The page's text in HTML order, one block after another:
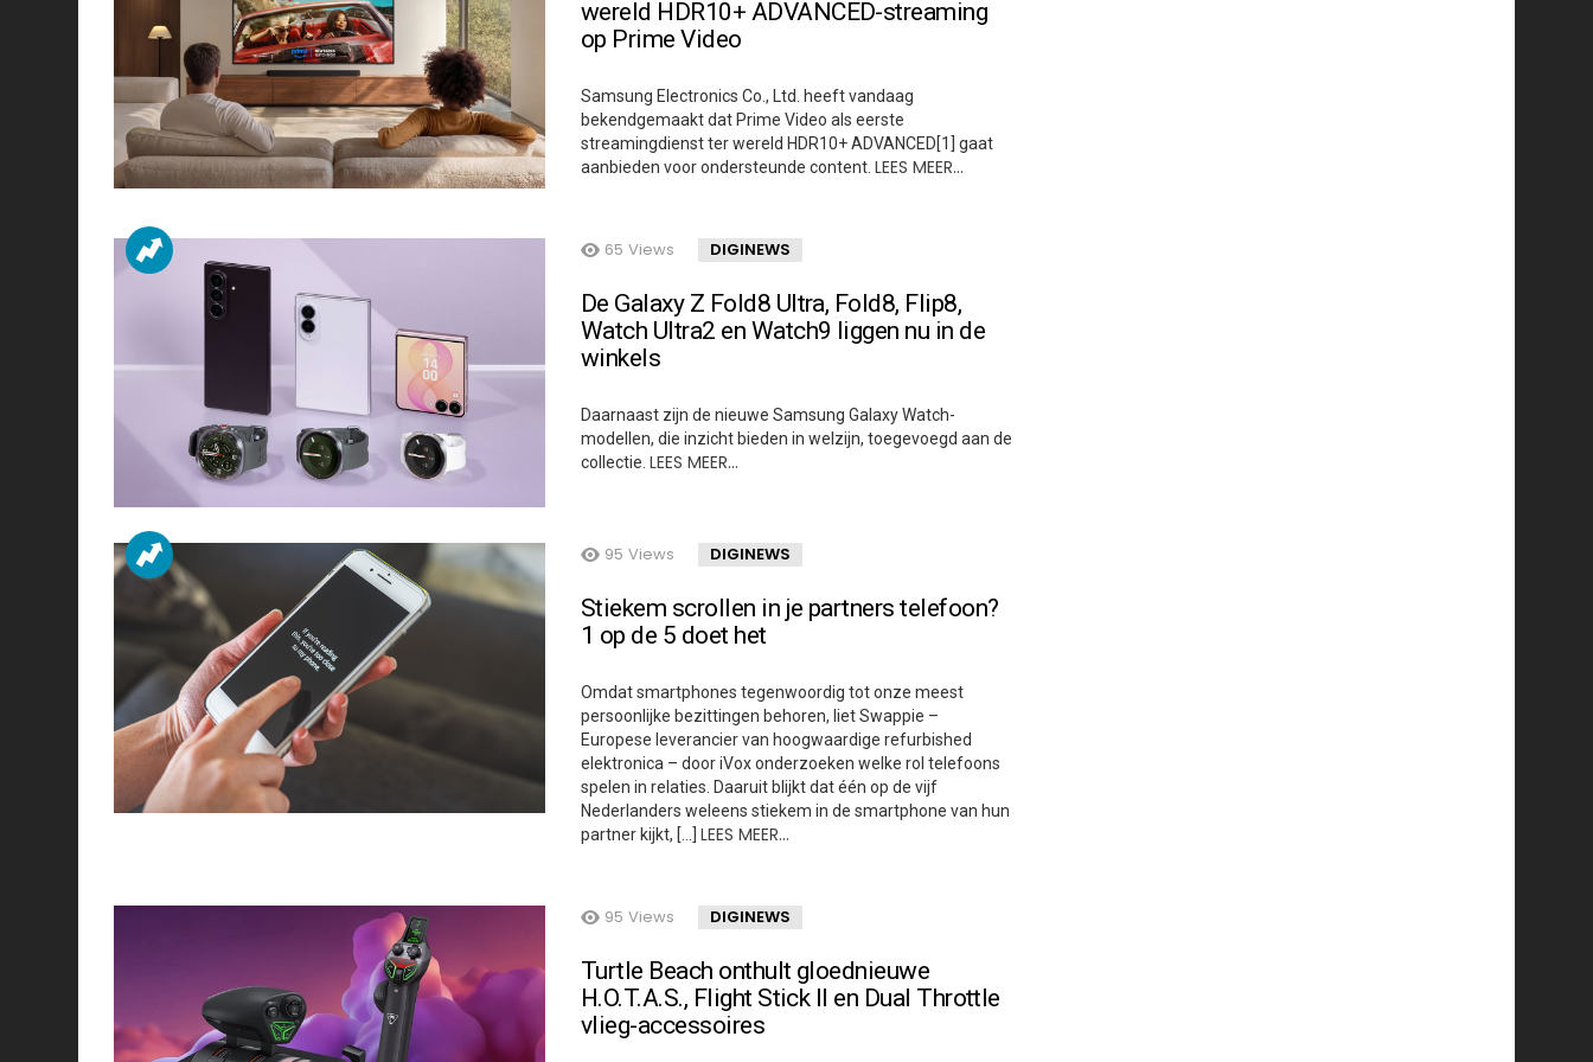
wereld HDR10+ ADVANCED-streaming
op Prime Video
Samsung Electronics Co., Ltd. heeft vandaag
bekendgemaakt dat Prime Video als eerste
streamingdienst ter wereld HDR10+ ADVANCED[1] gaat
aanbieden voor ondersteunde content. LEES MEER…
65 Views DIGINEWS
De Galaxy Z Fold8 Ultra, Fold8, Flip8,
Watch Ultra2 en Watch9 liggen nu in de
winkels
Daarnaast zijn de nieuwe Samsung Galaxy Watch-
modellen, die inzicht bieden in welzijn, toegevoegd aan de
collectie. LEES MEER…
95 Views DIGINEWS
Stiekem scrollen in je partners telefoon?
1 op de 5 doet het
Omdat smartphones tegenwoordig tot onze meest
persoonlijke bezittingen behoren, liet Swappie –
Europese leverancier van hoogwaardige refurbished
elektronica – door iVox onderzoeken welke rol telefoons
spelen in relaties. Daaruit blijkt dat één op de vijf
Nederlanders weleens stiekem in de smartphone van hun
partner kijkt, […] LEES MEER…
95 Views DIGINEWS
Turtle Beach onthult gloednieuwe
H.O.T.A.S., Flight Stick II en Dual Throttle
vlieg-accessoires